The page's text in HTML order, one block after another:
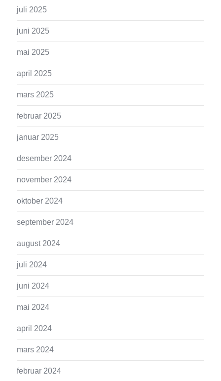
juli 2025
juni 2025
mai 2025
april 2025
mars 2025
februar 2025
januar 2025
desember 2024
november 2024
oktober 2024
september 2024
august 2024
juli 2024
juni 2024
mai 2024
april 2024
mars 2024
februar 2024